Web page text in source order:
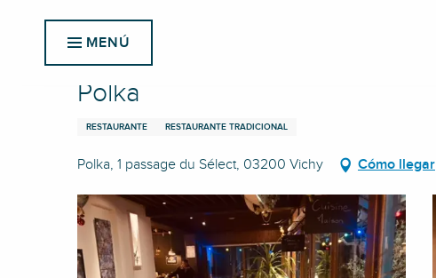
MENÚ
Inicio Polka
Polka
RESTAURANTE RESTAURANTE TRADICIONAL
Polka, 1 passage du Sélect, 03200 Vichy Cómo llegar